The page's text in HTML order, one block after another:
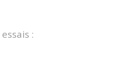
: